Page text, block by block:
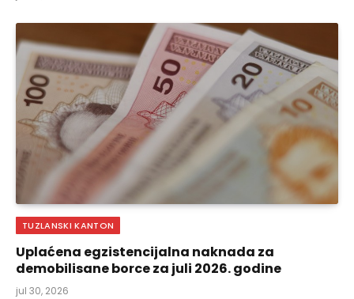
TUZLANSKI KANTON
Uplaćena egzistencijalna naknada za
demobilisane borce za juli 2026. godine
jul 30, 2026